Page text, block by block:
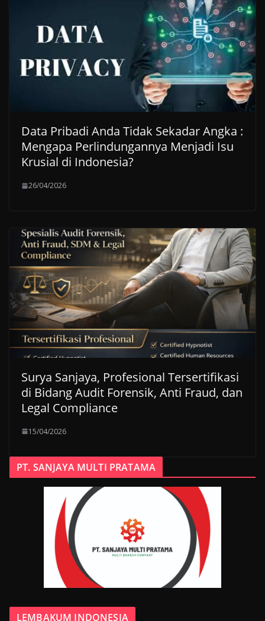
Data Pribadi Anda Tidak Sekadar Angka :
Mengapa Perlindungannya Menjadi Isu
Krusial di Indonesia?
26/04/2026
Surya Sanjaya, Profesional Tersertifikasi
di Bidang Audit Forensik, Anti Fraud, dan
Legal Compliance
15/04/2026
PT. SANJAYA MULTI PRATAMA
LEMBAKUM INDONESIA